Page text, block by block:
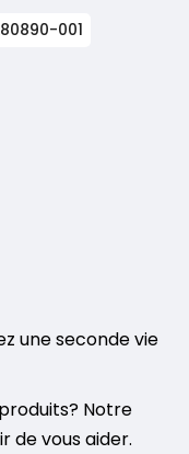
001
une seconde vie
Notre
de vous aider.